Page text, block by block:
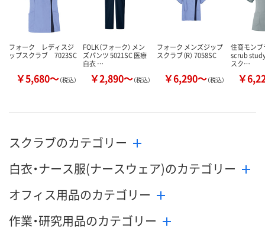
カゴへ カゴへ カ
フォーク レディスジ
ップスクラブ 7023SC
￥5,680～（税込）
FOLK（フォーク） メン
ズパンツ 5021SC 医療
白衣 …
￥2,890～（税込）
フォーク メンズジップ
スクラブ（R） 7058SC
￥6,290～（税込）
住商モン
scrub
スク…
￥
スクラブのカテゴリー
白衣・ナース服(ナースウェア)のカテゴリー
オフィス用品のカテゴリー
作業・研究用品のカテゴリー